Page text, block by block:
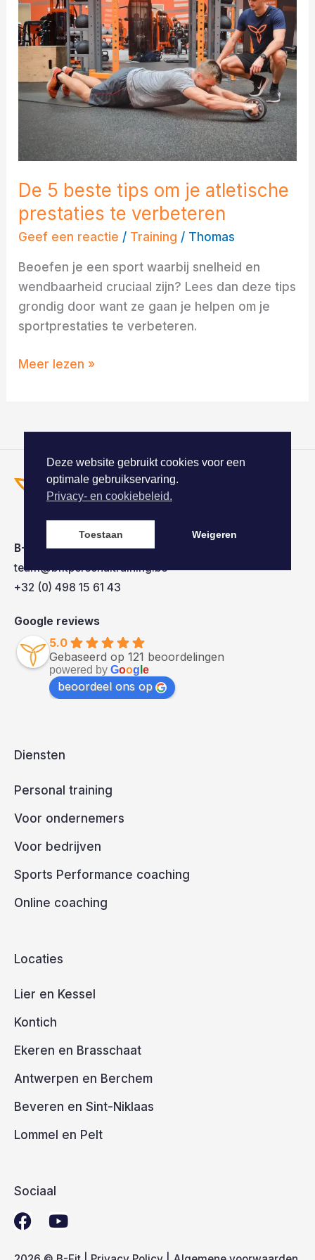
Deze website gebruikt cookies voor een
optimale gebruikservaring.
Privacy- en cookiebeleid.
Toestaan Weigeren
De 5 beste tips om je atletische
prestaties te verbeteren
Geef een reactie / Training / Thomas
Beoefen je een sport waarbij snelheid en
wendbaarheid cruciaal zijn? Lees dan deze tips
grondig door want ze gaan je helpen om je
sportprestaties te verbeteren.
om
je
atletische
prestaties
verbeteren
Meer lezen »
B-Fit | Personal Training
team@bfitpersonaltraining.be
+32 (0) 498 15 61 43
Google reviews
5.0
Gebaseerd op 121 beoordelingen
powered by Goog e
beoordeel ons op
Diensten
Personal training
Voor ondernemers
Voor bedrijven
Sports Performance coaching
Online coaching
Locaties
Lier en Kessel
Kontich
Ekeren en Brasschaat
Antwerpen en Berchem
Beveren en Sint-Niklaas
Lommel en Pelt
Sociaal
F
c
Y
u